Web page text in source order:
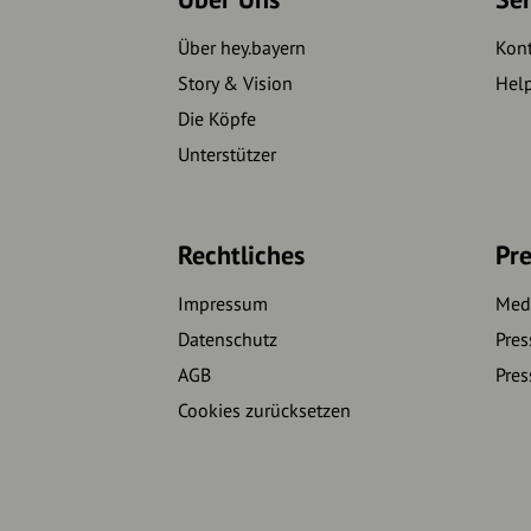
Über hey.bayern
Story & Vision
Die Köpfe
Unterstützer
Rechtliches
Impressum
Datenschutz
AGB
Cookies zurücksetzen